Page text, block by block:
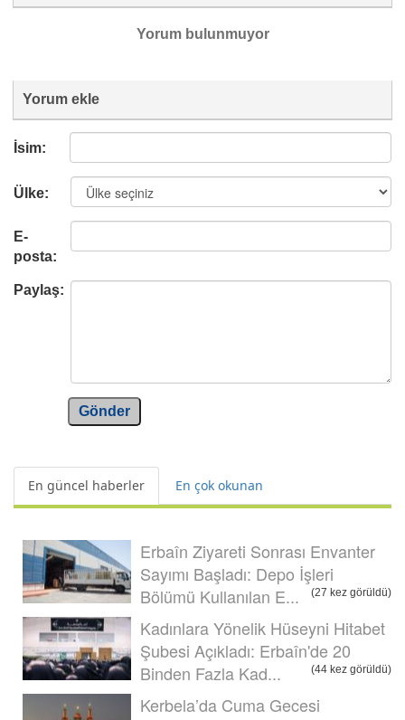
Yorum bulunmuyor
Yorum ekle
İsim:
Ülke:
E-
posta:
Paylaş:
Gönder
En güncel haberler En çok okunan
Erbaîn Ziyareti Sonrası Envanter
Sayımı Başladı: Depo İşleri
Bölümü Kullanılan E...
(27 kez görüldü)
Kadınlara Yönelik Hüseyni Hitabet
Şubesi Açıkladı: Erbaîn'de 20
Binden Fazla Kad...
(44 kez görüldü)
Kerbela’da Cuma Gecesi